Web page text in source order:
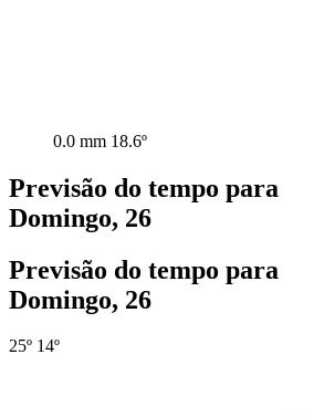
0.0 mm 18.6º
Previsão do tempo para
Domingo, 26
Previsão do tempo para
Domingo, 26
25º 14º